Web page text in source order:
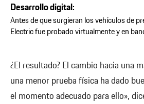
Desarrollo digital:
Antes de que surgieran los vehículos de
Electric fue probado virtualmente y en
¿El resultado? El cambio hacia una
una menor prueba física ha dado
el momento adecuado para ello»,